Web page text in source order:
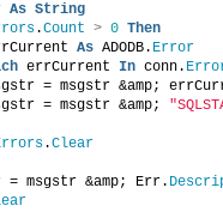
As String
.Count > 0 Then
As ADODB. Error
errCurrent In conn.
= msgstr &amp;
= msgstr &amp;
.Clear
= msgstr &amp; Err.